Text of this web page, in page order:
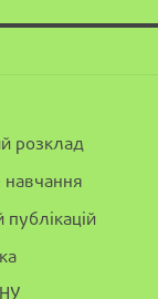
розклад
публікацій